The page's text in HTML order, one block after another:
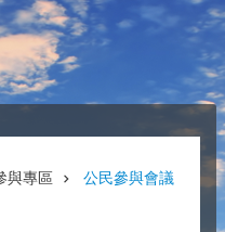
與專區 公民參與會議